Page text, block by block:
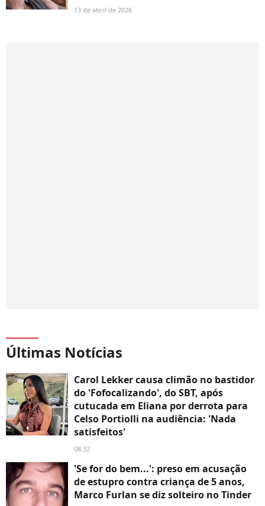
13 de abril de 2026
Últimas Notícias
Carol Lekker causa climão no bastidor
do 'Fofocalizando', do SBT, após
cutucada em Eliana por derrota para
Celso Portiolli na audiência: 'Nada
satisfeitos'
08:32
'Se for do bem...': preso em acusação
de estupro contra criança de 5 anos,
Marco Furlan se diz solteiro no Tinder